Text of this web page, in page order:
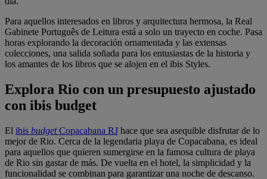
Para aquellos interesados en libros y arquitectura hermosa, la Real
Gabinete Português de Leitura está a solo un trayecto en coche. Pasa
horas explorando la decoración ornamentada y las extensas
colecciones, una salida soñada para los entusiastas de la historia y
los amantes de los libros que se alojen en el ibis Styles.
Explora Rio con un presupuesto ajustado
con ibis budget
El ibis budgetCopacabana RJ hace que sea asequible disfrutar de lo
mejor de Rio. Cerca de la legendaria playa de Copacabana, es ideal
para aquellos que quieren sumergirse en la famosa cultura de playa
de Rio sin gastar de más. De vuelta en el hotel, la simplicidad y la
funcionalidad se combinan para garantizar una noche de descanso.